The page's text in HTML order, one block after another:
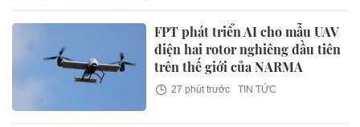
FPT phát triển AI cho mẫu UAV
điện hai rotor nghiêng đầu tiên
trên thế giới của NARMA
27 phút trước TIN TỨC